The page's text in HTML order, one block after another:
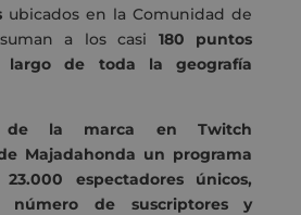
ubicados en la Comunidad de
a los casi 180 puntos
largo de toda la geografía
de la marca en Twitch
Majadahonda un programa
espectadores únicos,
número de suscriptores y